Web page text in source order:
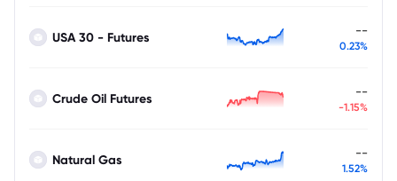
USA 30 - Futures --
0.23%
Crude Oil Futures --
-1.15%
Natural Gas --
1.52%